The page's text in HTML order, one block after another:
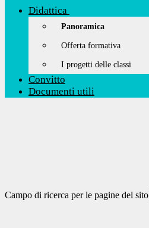
Didattica
Panoramica
Offerta formativa
I progetti delle classi
Convitto
Documenti utili
Campo di ricerca per le pagine del sito